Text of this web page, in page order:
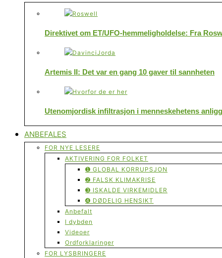
Direktivet om ET/UFO-hemmeligholdelse: Fra
Artemis II: Det var en gang 10 gaver til sannheten
Utenomjordisk infiltrasjon i menneskehetens
ANBEFALES
FOR NYE LESERE
AKTIVERING FOR FOLKET
➊ GLOBAL KORRUPSJON
➋ FALSK KLIMAKRISE
➌ ISKALDE VIRKEMIDLER
➍ DØDELIG HENSIKT
Anbefalt
I dybden
Videoer
Ordforklaringer
FOR LYSBRINGERE